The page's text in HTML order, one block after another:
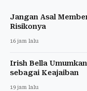
Jangan Asal
Risikonya
16 jam lalu
Irish Bella
sebagai Keajaiban
19 jam lalu